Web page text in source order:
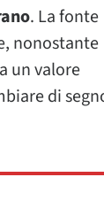
. La fonte
nonostante
un valore
di